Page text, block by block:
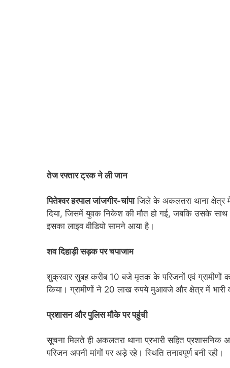
तेज रफ्तार ट्रक ने ली जान
पितेश्वर हरपाल जांजगीर-चांपाजिले के अकलतरा थाना क्षेत्र
दिया, जिसमें युवक निकेश की मौत हो गई, जबकि उसके
इसका लाइव वीडियो सामने आया है।
शव दिहाड़ी सड़क पर चपाजाम
शुक्रवार सुबह करीब 10 बजे मृतक के परिजनों एवं
किया। ग्रामीणों ने 20 लाख रुपये मुआवजे और क्षेत्र में भारी
प्रशासन और पुलिस मौके पर पहुंची
सूचना मिलते ही अकलतरा थाना प्रभारी सहित
परिजन अपनी मांगों पर अड़े रहे। स्थिति तनावपूर्ण बनी रही।